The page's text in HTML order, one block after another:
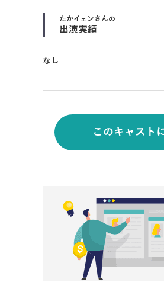
たかイェン さんの
出演実績
なし
このキャスト